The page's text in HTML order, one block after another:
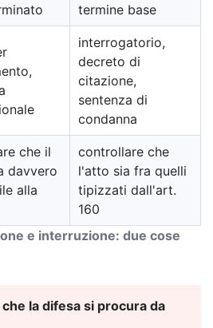
e interruzione: due cose
termine base
interrogatorio,
decreto di
citazione,
sentenza di
condanna
che il
davvero
alla
controllare che
l'atto sia fra quelli
tipizzati dall'art.
160
la difesa si procura da